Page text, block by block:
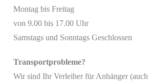
Montag bis Freitag
von 9.00 bis 17.00 Uhr
Samstags und Sonntags Geschlossen
Transportprobleme?
Wir sind Ihr Verleiher für Anhänger